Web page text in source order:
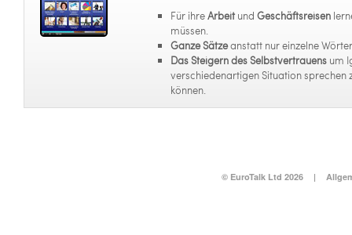
Für ihreArbeit und Geschäftsreisen
müssen.
Ganze Sätzeanstatt nur einzelne
Das Steigern des Selbstvertrauens um
verschiedenartigen Situation sprechen
können.
© EuroTalk Ltd 2026 |